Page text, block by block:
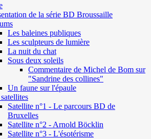
de la série BD Broussaille
Les baleines publiques
Les sculpteurs de lumière
La nuit du chat
Sous deux soleils
Commentaire de Michel de Bom sur
"Sandrine des collines"
Un faune sur l'épaule
Satellite n°1 - Le parcours BD de
Bruxelles
Satellite n°2 - Arnold Böcklin
Satellite n°3 - L'ésotérisme